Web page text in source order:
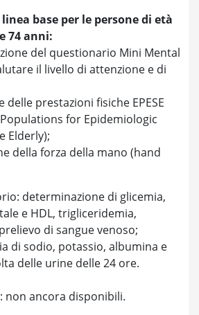
base per le persone di età
74 anni:
del questionario Mini Mental
il livello di attenzione e di
delle prestazioni fisiche EPESE
for Epidemiologic
Elderly);
della forza della mano (hand
determinazione di glicemia,
e HDL, trigliceridemia,
di sangue venoso;
di sodio, potassio, albumina e
delle urine delle 24 ore.
: non ancora disponibili.